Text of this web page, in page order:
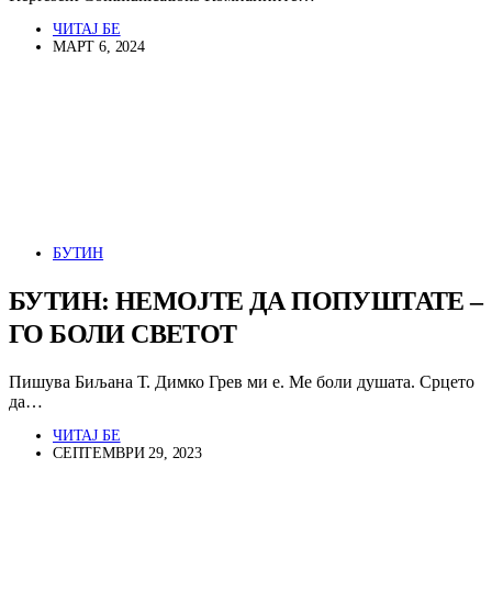
ЧИТАЈ БЕ
МАРТ 6, 2024
БУТИН
БУТИН: НЕМОЈТЕ ДА ПОПУШТАТЕ –
ГО БОЛИ СВЕТОТ
Пишува Биљана Т. Димко Грев ми е. Ме боли душата. Срцето
да…
ЧИТАЈ БЕ
СЕПТЕМВРИ 29, 2023